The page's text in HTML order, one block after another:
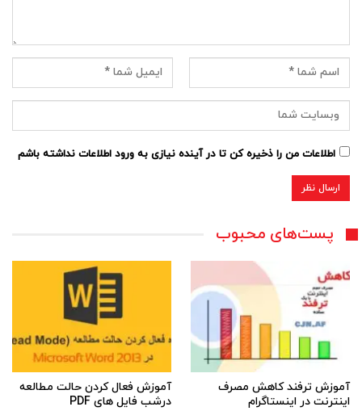
اطلاعات من را ذخیره کن تا در آینده نیازی به ورود اطلاعات نداشته باشم
پست‌های محبوب
آموزش ترفند کاهش مصرف
اینترنت در اینستاگرام
آموزش فعال کردن حالت مطالعه
درشب فایل های PDF